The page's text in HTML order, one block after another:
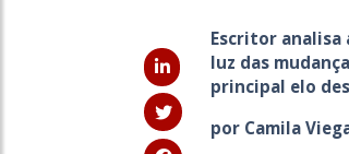
Escritor analisa
luz das
principal elo
por Camila